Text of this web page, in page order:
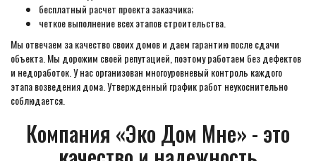
бесплатный расчет проекта заказчика;
четкое выполнение всех этапов строительства.
Мы отвечаем за качество своих домов и даем гарантию после сдачи
объекта. Мы дорожим своей репутацией, поэтому работаем без дефектов
и недоработок. У нас организован многоуровневый контроль каждого
этапа возведения дома. Утвержденный график работ неукоснительно
соблюдается.
Компания «Эко Дом Мне» - это